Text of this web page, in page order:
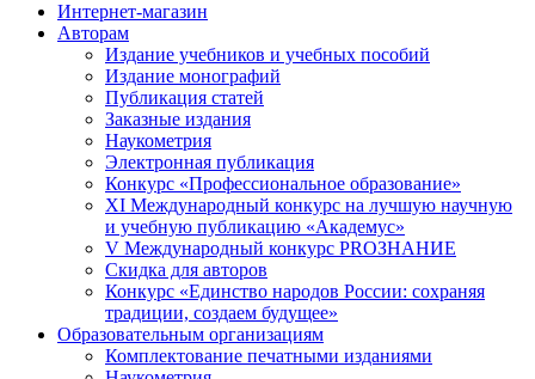
Интернет-магазин
Авторам
Издание учебников и учебных пособий
Издание монографий
Публикация статей
Заказные издания
Наукометрия
Электронная публикация
Конкурс «Профессиональное образование»
XI Международный конкурс на лучшую научную
и учебную публикацию «Академус»
V Международный конкурс PROЗНАНИЕ
Скидка для авторов
Конкурс «Единство народов России: сохраняя
традиции, создаем будущее»
Образовательным организациям
Комплектование печатными изданиями